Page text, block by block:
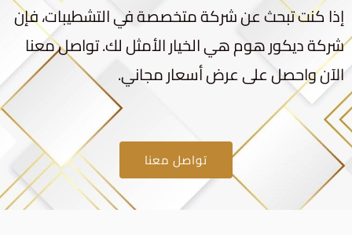
إذا كنت تبحث عن شركة متخصصة في التشطيبات، فإن
شركة ديكور هوم هي الخيار الأمثل لك. تواصل معنا
الآن واحصل على عرض أسعار مجاني.
تواصل معنا